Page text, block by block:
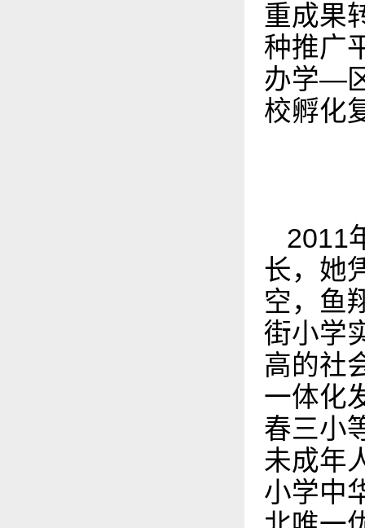
重成果
种推广
办学—
校孵化
2011
长，她
空，鱼
街小学
高的社
一体化
春三小
未成年
小学中